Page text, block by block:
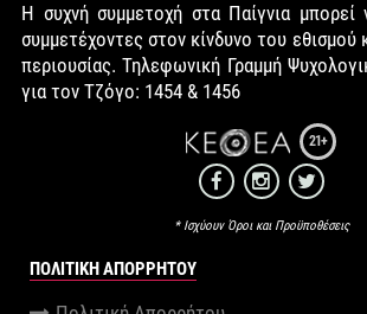
Η συχνή συμμετοχή στα Παίγνια μπορεί
συμμετέχοντες στον κίνδυνο του εθισμού
περιουσίας. Τηλεφωνική Γραμμή
για τον Τζόγο: 1454 & 1456
21+
* Ισχύουν Όροι και Προϋποθέσεις
ΠΟΛΙΤΙΚΉ ΑΠΟΡΡΉΤΟΥ